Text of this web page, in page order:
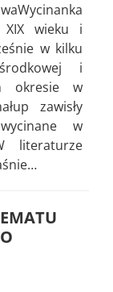
XIX wieku i
w kilku
i
okresie w
zawisły
w
literaturze